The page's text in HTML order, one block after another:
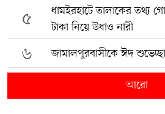
৫
ধামইরহাটে তালাকের তথ্য
টাকা নিয়ে উধাও নারী
৬ জামালপুরবাসীকে ঈদ
আরো